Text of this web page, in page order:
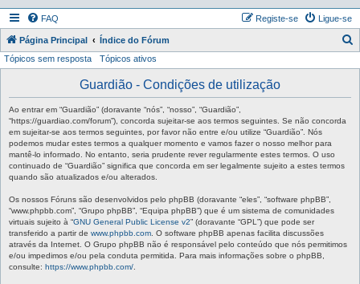
FAQ Ligue-se
Registe-se
Página Principal Índice do Fórum
Tópicos sem resposta Tópicos ativos
Guardião - Condições de utilização
Ao entrar em “Guardião” (doravante “nós”, “nosso”, “Guardião”,
“https://guardiao.com/forum”), concorda sujeitar-se aos termos seguintes. Se não concorda
em sujeitar-se aos termos seguintes, por favor não entre e/ou utilize “Guardião”. Nós
podemos mudar estes termos a qualquer momento e vamos fazer o nosso melhor para
mantê-lo informado. No entanto, seria prudente rever regularmente estes termos. O uso
continuado de “Guardião” significa que concorda em ser legalmente sujeito a estes termos
quando são atualizados e/ou alterados.
Os nossos Fóruns são desenvolvidos pelo phpBB (doravante “eles”, “software phpBB”,
“www.phpbb.com”, “Grupo phpBB”, “Equipa phpBB”) que é um sistema de comunidades
virtuais sujeito à “GNU General Public License v2” (doravante “GPL”) que pode ser
transferido a partir de www.phpbb.com . O software phpBB apenas facilita discussões
através da Internet. O Grupo phpBB não é responsável pelo conteúdo que nós permitimos
e/ou impedimos e/ou pela conduta permitida. Para mais informações sobre o phpBB,
consulte: https://www.phpbb.com/